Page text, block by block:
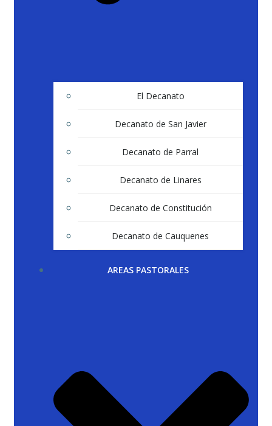
El Decanato
Decanato de San Javier
Decanato de Parral
Decanato de Linares
Decanato de Constitución
Decanato de Cauquenes
AREAS PASTORALES